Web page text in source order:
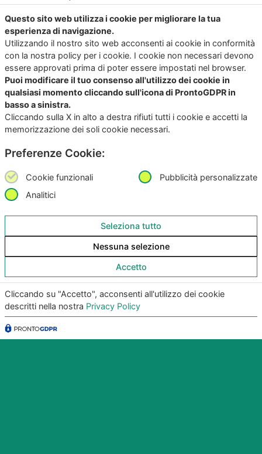
sales@junkerapp.it
Scarica subito l’App per IOS e Android
Provala, è Gratis!
Copyright ©2026
Giunko srl | All Rights Reserved |
Powered byGiunko srl
Via di Corticella 205/N, 40128 Bologna – PI
Questo sito web utilizza i cookie per migliorare la tua
esperienza di navigazione.
Utilizzando il nostro sito web acconsenti ai cookie in conformità
con la nostra policy per i cookie. I cookie non necessari devono
essere approvati prima di poter essere impostati nel browser.
Puoi modificare il tuo consenso all'utilizzo dei cookie in
qualsiasi momento cliccando sull'icona di ProntoGDPR in
basso a sinistra.
Cliccando sulla X in alto a destra rifiuti tutti i cookie e accetti la
memorizzazione dei soli cookie necessari.
Preferenze Cookie:
Cookie funzionali
Pubblicità personalizzate
Analitici
Seleziona tutto
Nessuna selezione
Accetto
Cliccando su "Accetto", acconsenti all'utilizzo dei cookie
descritti nella nostra Privacy Policy